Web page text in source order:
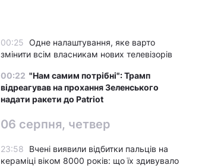
00:25 Одне налаштування, яке варто
змінити всім власникам нових телевізорів
00:22 "Нам самим потрібні": Трамп
відреагував на прохання Зеленського
надати ракети до Patriot
06 серпня, четвер
23:58
Вчені виявили відбитки пальців на
кераміці віком 8000 років: що їх здивувало